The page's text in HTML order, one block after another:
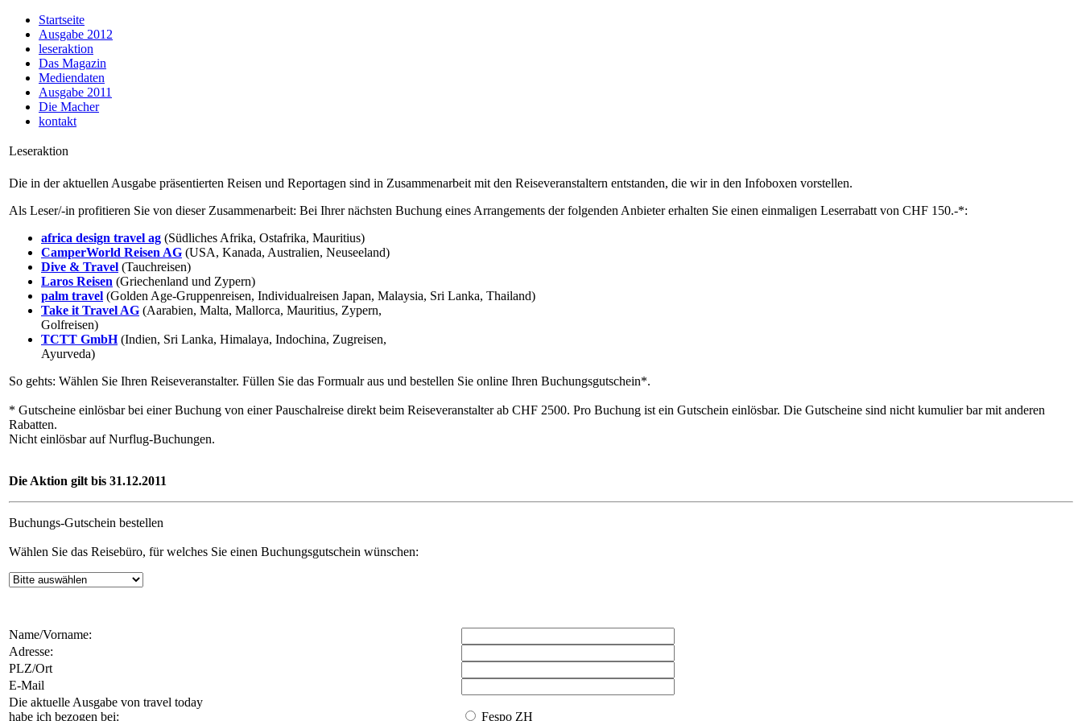
Startseite
Ausgabe 2012
leseraktion
Das Magazin
Mediendaten
Ausgabe 2011
Die Macher
kontakt
Leseraktion
Die in der aktuellen Ausgabe präsentierten Reisen und Reportagen sind in Zusammenarbeit mit den Reiseveranstaltern entstanden, die wir in den Infoboxen vorstellen.
Als Leser/-in profitieren Sie von dieser Zusammenarbeit: Bei Ihrer nächsten Buchung eines Arrangements der folgenden Anbieter erhalten Sie einen einmaligen Leserrabatt von CHF 150.-*:
africa design travel ag (Südliches Afrika, Ostafrika, Mauritius)
CamperWorld Reisen AG (USA, Kanada, Australien, Neuseeland)
Dive & Travel (Tauchreisen)
Laros Reisen (Griechenland und Zypern)
palm travel (Golden Age-Gruppenreisen, Individualreisen Japan, Malaysia, Sri Lanka, Thailand)
Take it Travel AG (Aarabien, Malta, Mallorca, Mauritius, Zypern,
Golfreisen)
TCTT GmbH(Indien, Sri Lanka, Himalaya, Indochina, Zugreisen,
Ayurveda)
So gehts: Wählen Sie Ihren Reise­veranstalter. Füllen Sie das Formualr aus und bestellen Sie online Ihren Buchungsgutschein*.
* Gutscheine einlösbar bei einer Buchung von einer Pauschalreise direkt beim Reiseveranstalter ab CHF 2500. Pro Buchung ist ein Gutschein einlösbar. Die Gutscheine sind nicht kumulier bar mit anderen
Rabatten.
Nicht einlösbar auf Nurflug-Buchungen.
Die Aktion gilt bis 31.12.2011
Buchungs-Gutschein bestellen
Wählen Sie das Reisebüro, für welches Sie einen Buchungsgutschein wünschen:
Name/Vorname:
Adresse:
PLZ/Ort
E-Mail
Die aktuelle Ausgabe von travel today
habe ich bezogen bei:
Fespo ZH